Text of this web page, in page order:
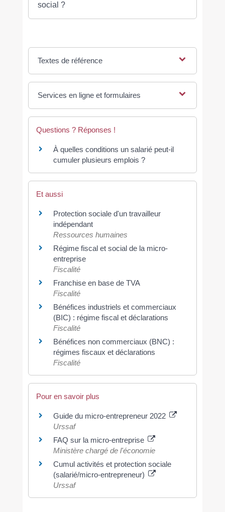
social ?
Textes de référence
Services en ligne et formulaires
Questions ? Réponses !
À quelles conditions un salarié peut-il
cumuler plusieurs emplois ?
Et aussi
Protection sociale d'un travailleur
indépendant
Ressources humaines
Régime fiscal et social de la micro-
entreprise
Fiscalité
Franchise en base de TVA
Fiscalité
Bénéfices industriels et commerciaux
(BIC) : régime fiscal et déclarations
Fiscalité
Bénéfices non commerciaux (BNC) :
régimes fiscaux et déclarations
Fiscalité
Pour en savoir plus
Guide du micro-entrepreneur 2022
Urssaf
FAQ sur la micro-entreprise
Ministère chargé de l'économie
Cumul activités et protection sociale
(salarié/micro-entrepreneur)
Urssaf